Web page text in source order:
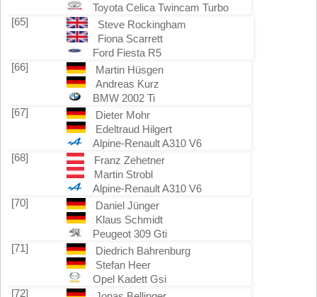
Toyota Celica Twincam Turbo
[65]
Steve Rockingham
Fiona Scarrett
Ford Fiesta R5
[66]
Martin Hüsgen
Andreas Kurz
BMW 2002 Ti
[67]
Dieter Mohr
Edeltraud Hilgert
Alpine-Renault A310 V6
[68]
Franz Zehetner
Martin Strobl
Alpine-Renault A310 V6
[70]
Daniel Jünger
Klaus Schmidt
Peugeot 309 Gti
[71]
Diedrich Bahrenburg
Stefan Heer
Opel Kadett Gsi
[72]